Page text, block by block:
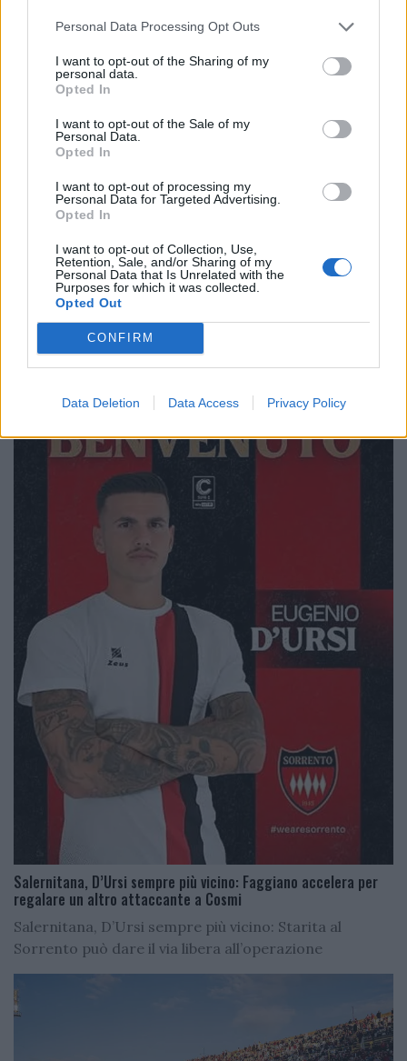
Personal Data Processing Opt Outs
I want to opt-out of the Sharing of my
personal data.
Opted In
I want to opt-out of the Sale of my
Personal Data.
Opted In
I want to opt-out of processing my
Personal Data for Targeted Advertising.
Opted In
I want to opt-out of Collection, Use,
Retention, Sale, and/or Sharing of my
Personal Data that Is Unrelated with the
Purposes for which it was collected.
Opted Out
CONFIRM
Data Deletion Data Access Privacy Policy
🔥 Trending
Salernitana, D’Ursi sempre più vicino: Faggiano accelera per
regalare un altro attaccante a Cosmi
Salernitana, D’Ursi sempre più vicino: Starita al
Sorrento può dare il via libera all’operazione